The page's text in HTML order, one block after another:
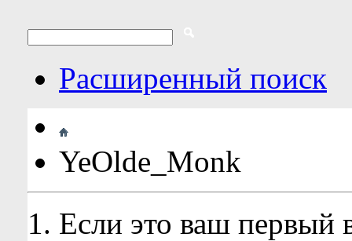
Расширенный поиск
YeOlde_Monk
Если это ваш первый